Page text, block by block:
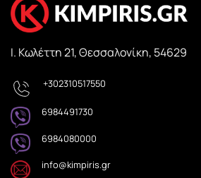
Ι. Κωλέττη 21, Θεσσαλονίκη, 54629
+302310517550
6984491730
6984080000
info@kimpiris.gr